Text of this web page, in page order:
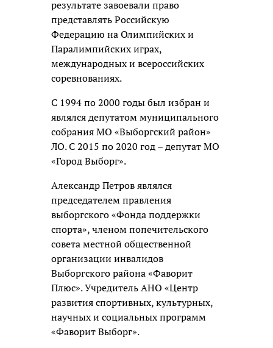
результате завоевали право
представлять Российскую
Федерацию на Олимпийских и
Паралимпийских играх,
международных и всероссийских
соревнованиях.
С 1994 по 2000 годы был избран и
являлся депутатом муниципального
собрания МО «Выборгский район»
ЛО. С 2015 по 2020 год – депутат МО
«Город Выборг».
Александр Петров являлся
председателем правления
выборгского «Фонда поддержки
спорта», членом попечительского
совета местной общественной
организации инвалидов
Выборгского района «Фаворит
Плюс». Учредитель АНО «Центр
развития спортивных, культурных,
научных и социальных программ
«Фаворит Выборг».